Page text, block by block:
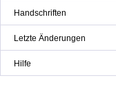
Handschriften
Letzte Änderungen
Hilfe